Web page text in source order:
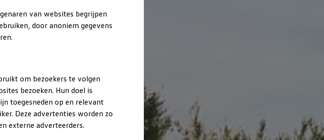
van websites begrijpen
door anoniem gegevens
om bezoekers te volgen
bezoeken. Hun doel is
toegesneden op en relevant
Deze advertenties worden zo
externe adverteerders.